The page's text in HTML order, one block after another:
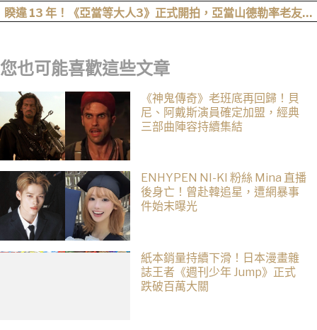
掉小拇指」，女來賓全被帥到：超有骨氣
睽違 13 年！《亞當等大人3》正式開拍，亞當山德勒率老友轉
您也可能喜歡這些文章
《神鬼傳奇》老班底再回歸！貝
尼、阿戴斯演員確定加盟，經典
三部曲陣容持續集結
ENHYPEN NI-KI 粉絲 Mina 直播
後身亡！曾赴韓追星，遭網暴事
件始末曝光
紙本銷量持續下滑！日本漫畫雜
誌王者《週刊少年 Jump》正式
跌破百萬大關